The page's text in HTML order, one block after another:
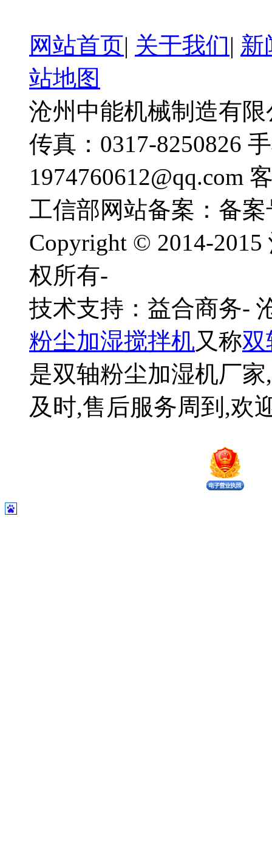
网站首页| 关于我们| 新
站地图
沧州中能机械制造有限
传真：0317-8250826
1974760612@qq.com
工信部网站备案：备案
Copyright © 2014-
权所有-
技术支持：益合商务-
粉尘加湿搅拌机又称双
是双轴粉尘加湿机厂
及时,售后服务周到,欢